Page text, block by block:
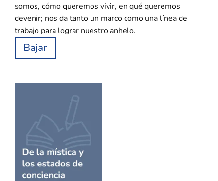
somos, cómo queremos vivir, en qué queremos
devenir; nos da tanto un marco como una línea de
trabajo para lograr nuestro anhelo.
Bajar